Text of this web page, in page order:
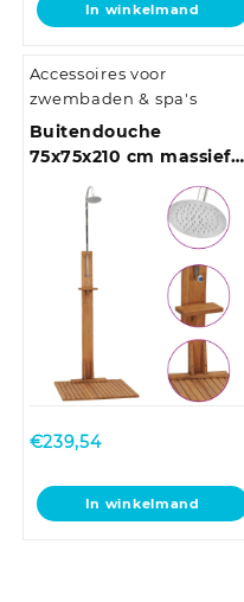
In winkelmand
Accessoires voor
zwembaden & spa's
Buitendouche
75x75x210 cm massief
teakhout
€239,54
In winkelmand